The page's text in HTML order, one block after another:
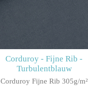
Corduroy - Fijne Rib -
Turbulentblauw
Corduroy Fijne Rib 305g/m²